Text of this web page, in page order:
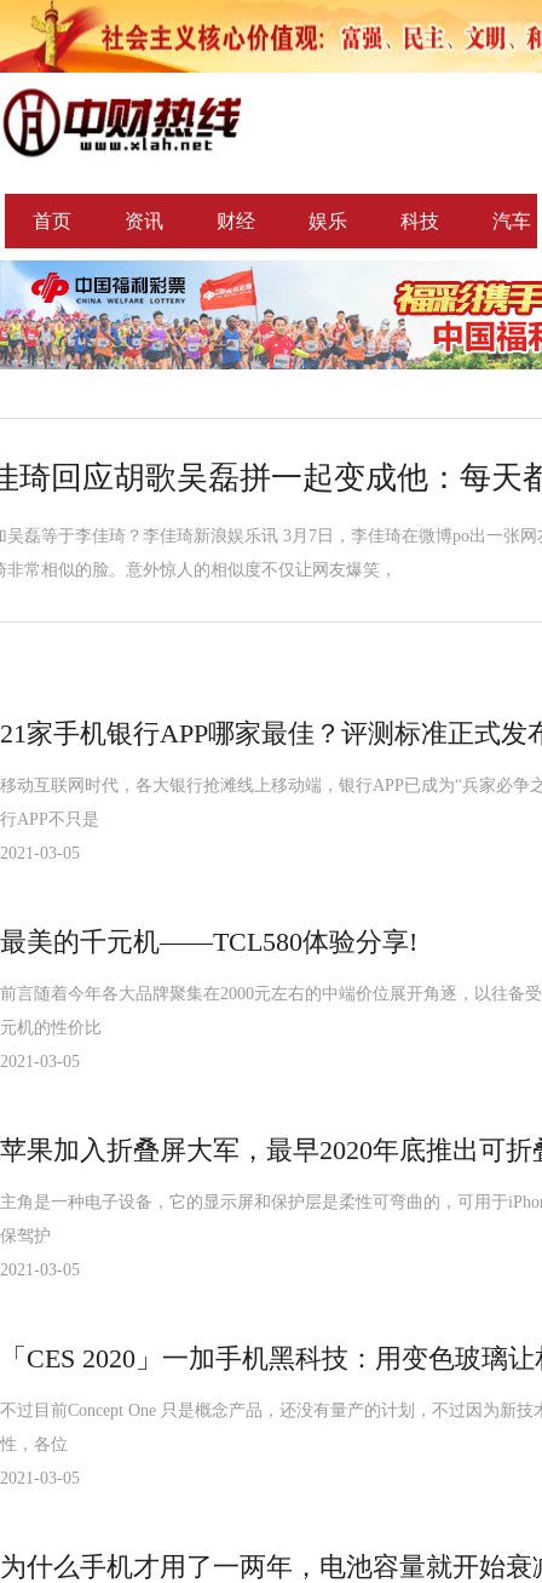
首页 资讯 财经 娱乐 科技 汽车
琦回应胡歌吴磊拼一起变成他：每天
吴磊等于李佳琦？李佳琦新浪娱乐讯 3月7日，李佳琦在微博po出一张
非常相似的脸。意外惊人的相似度不仅让网友爆笑，
21家手机银行APP哪家最佳？评测标准正式发
移动互联网时代，各大银行抢滩线上移动端，银行APP已成为“兵家必
行APP不只是
2021-03-05
最美的千元机——TCL580体验分享!
前言随着今年各大品牌聚集在2000元左右的中端价位展开角逐，以往备
元机的性价比
2021-03-05
苹果加入折叠屏大军，最早2020年底推出可折
主角是一种电子设备，它的显示屏和保护层是柔性可弯曲的，可用于
保驾护
2021-03-05
「CES 2020」一加手机黑科技：用变色玻璃
不过目前Concept One 只是概念产品，还没有量产的计划，不过因为新
性，各位
2021-03-05
为什么手机才用了一两年，电池容量就开始衰